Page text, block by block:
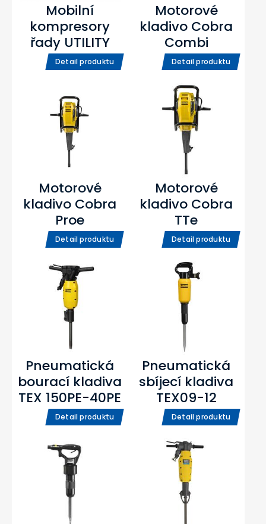
Mobilní
kompresory
řady UTILITY
Detail produktu
Motorové
kladivo Cobra
Combi
Detail produktu
Motorové
kladivo Cobra
Proe
Detail produktu
Motorové
kladivo Cobra
TTe
Detail produktu
Pneumatická
bourací kladiva
TEX 150PE-40PE
Detail produktu
Pneumatická
sbíjecí kladiva
TEX09-12
Detail produktu